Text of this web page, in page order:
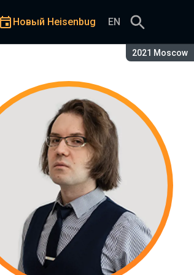
Сезон:
2021 Moscow
Новый Heisenbug EN